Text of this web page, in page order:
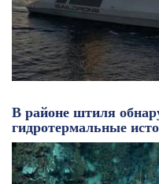
В районе штиля
гидротермальные